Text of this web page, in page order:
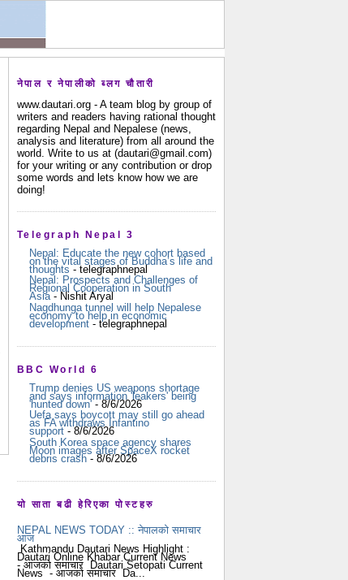
नेपाल र नेपालीको ब्लग चौतारी
www.dautari.org - A team blog by group of
writers and readers having rational thought
regarding Nepal and Nepalese (news,
analysis and literature) from all around the
world. Write to us at (dautari@gmail.com)
for your writing or any contribution or drop
some words and lets know how we are
doing!
Telegraph Nepal 3
Nepal: Educate the new cohort based
on the vital stages of Buddha’s life and
thoughts - telegraphnepal
Nepal: Prospects and Challenges of
Regional Cooperation in South
Asia- Nishit Aryal
Nagdhunga tunnel will help Nepalese
economy to help in economic
development - telegraphnepal
BBC World 6
Trump denies US weapons shortage
and says information 'leakers' being
'hunted down' - 8/6/2026
Uefa says boycott may still go ahead
as FA withdraws Infantino
support - 8/6/2026
South Korea space agency shares
Moon images after SpaceX rocket
debris crash- 8/6/2026
यो साता बढी हेरिएका पोस्टहरु
NEPAL NEWS TODAY :: नेपालको समाचार
आज
Kathmandu Dautari News Highlight :
Dautari Online Khabar Current News
- आजको समाचार Dautari Setopati Current
News - आजको समाचार Da...